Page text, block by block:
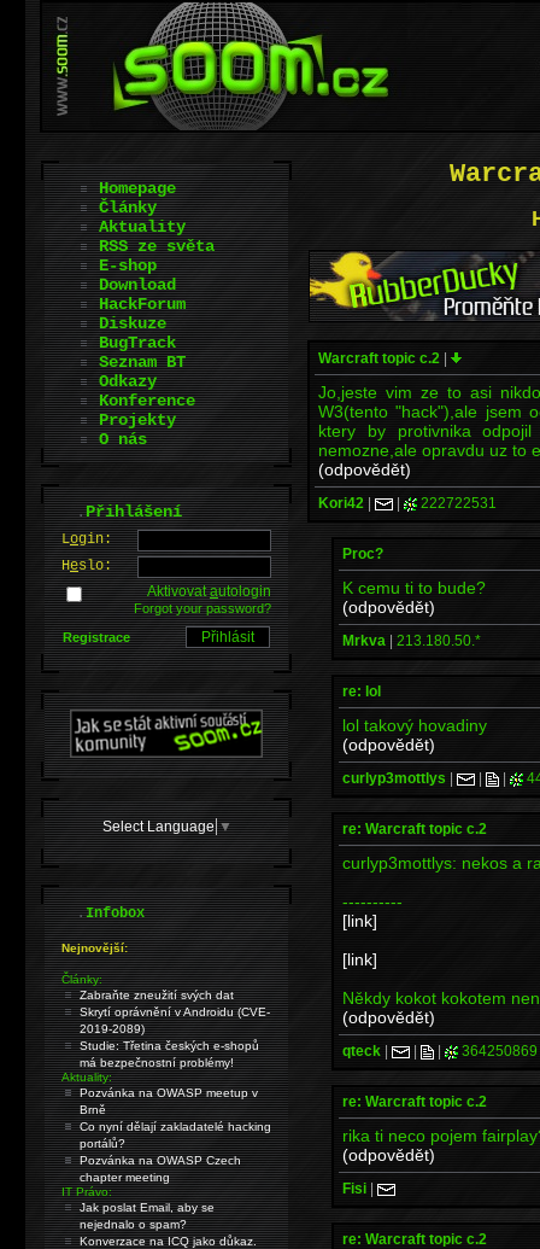
Warcraft topic c.2 |
Jo,jeste vim ze to asi
W3(tento "hack"),ale jsem
ktery by protivnika
nemozne,ale opravdu uz to
(odpovědět)
Kori42 | | 222722531
Proc?
K cemu ti to bude?
(odpovědět)
Mrkva | 213.180.50.*
re: lol
lol takový hovadiny
(odpovědět)
curlyp3mottlys | | |
re: Warcraft topic c.2
curlyp3mottlys: nekos a
----------
[link]
[link]
Někdy kokot kokotem
(odpovědět)
qteck | | | 364250869
re: Warcraft topic c.2
rika ti neco pojem
(odpovědět)
Fisi |
re: Warcraft topic c.2
Homepage
Články
Aktuality
RSS ze světa
E-shop
Download
HackForum
Diskuze
BugTrack
Seznam BT
Odkazy
Konference
Projekty
O nás
.Přihlášení
Login:
Heslo:
Aktivovatautologin
Forgot your password?
Registrace
Select Language ▼
.Infobox
Nejnovější:
Články:
Zabraňte zneužití svých dat
Skrytí oprávnění v Androidu (CVE-
2019-2089)
Studie: Třetina českých e-shopů
má bezpečnostní problémy!
Aktuality:
Pozvánka na OWASP meetup v
Brně
Co nyní dělají zakladatelé hacking
portálů?
Pozvánka na OWASP Czech
chapter meeting
IT Právo:
Jak poslat Email, aby se
nejednalo o spam?
Konverzace na ICQ jako důkaz.